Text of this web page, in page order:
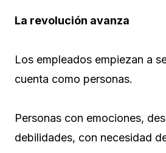
La revolución avanza
Los empleados empiezan a
cuenta como personas.
Personas con emociones,
debilidades, con necesidad